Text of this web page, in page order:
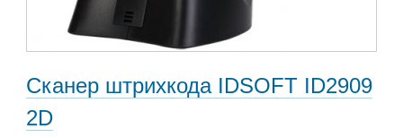
Сканер штрихкода IDSOFT ID2909
2D